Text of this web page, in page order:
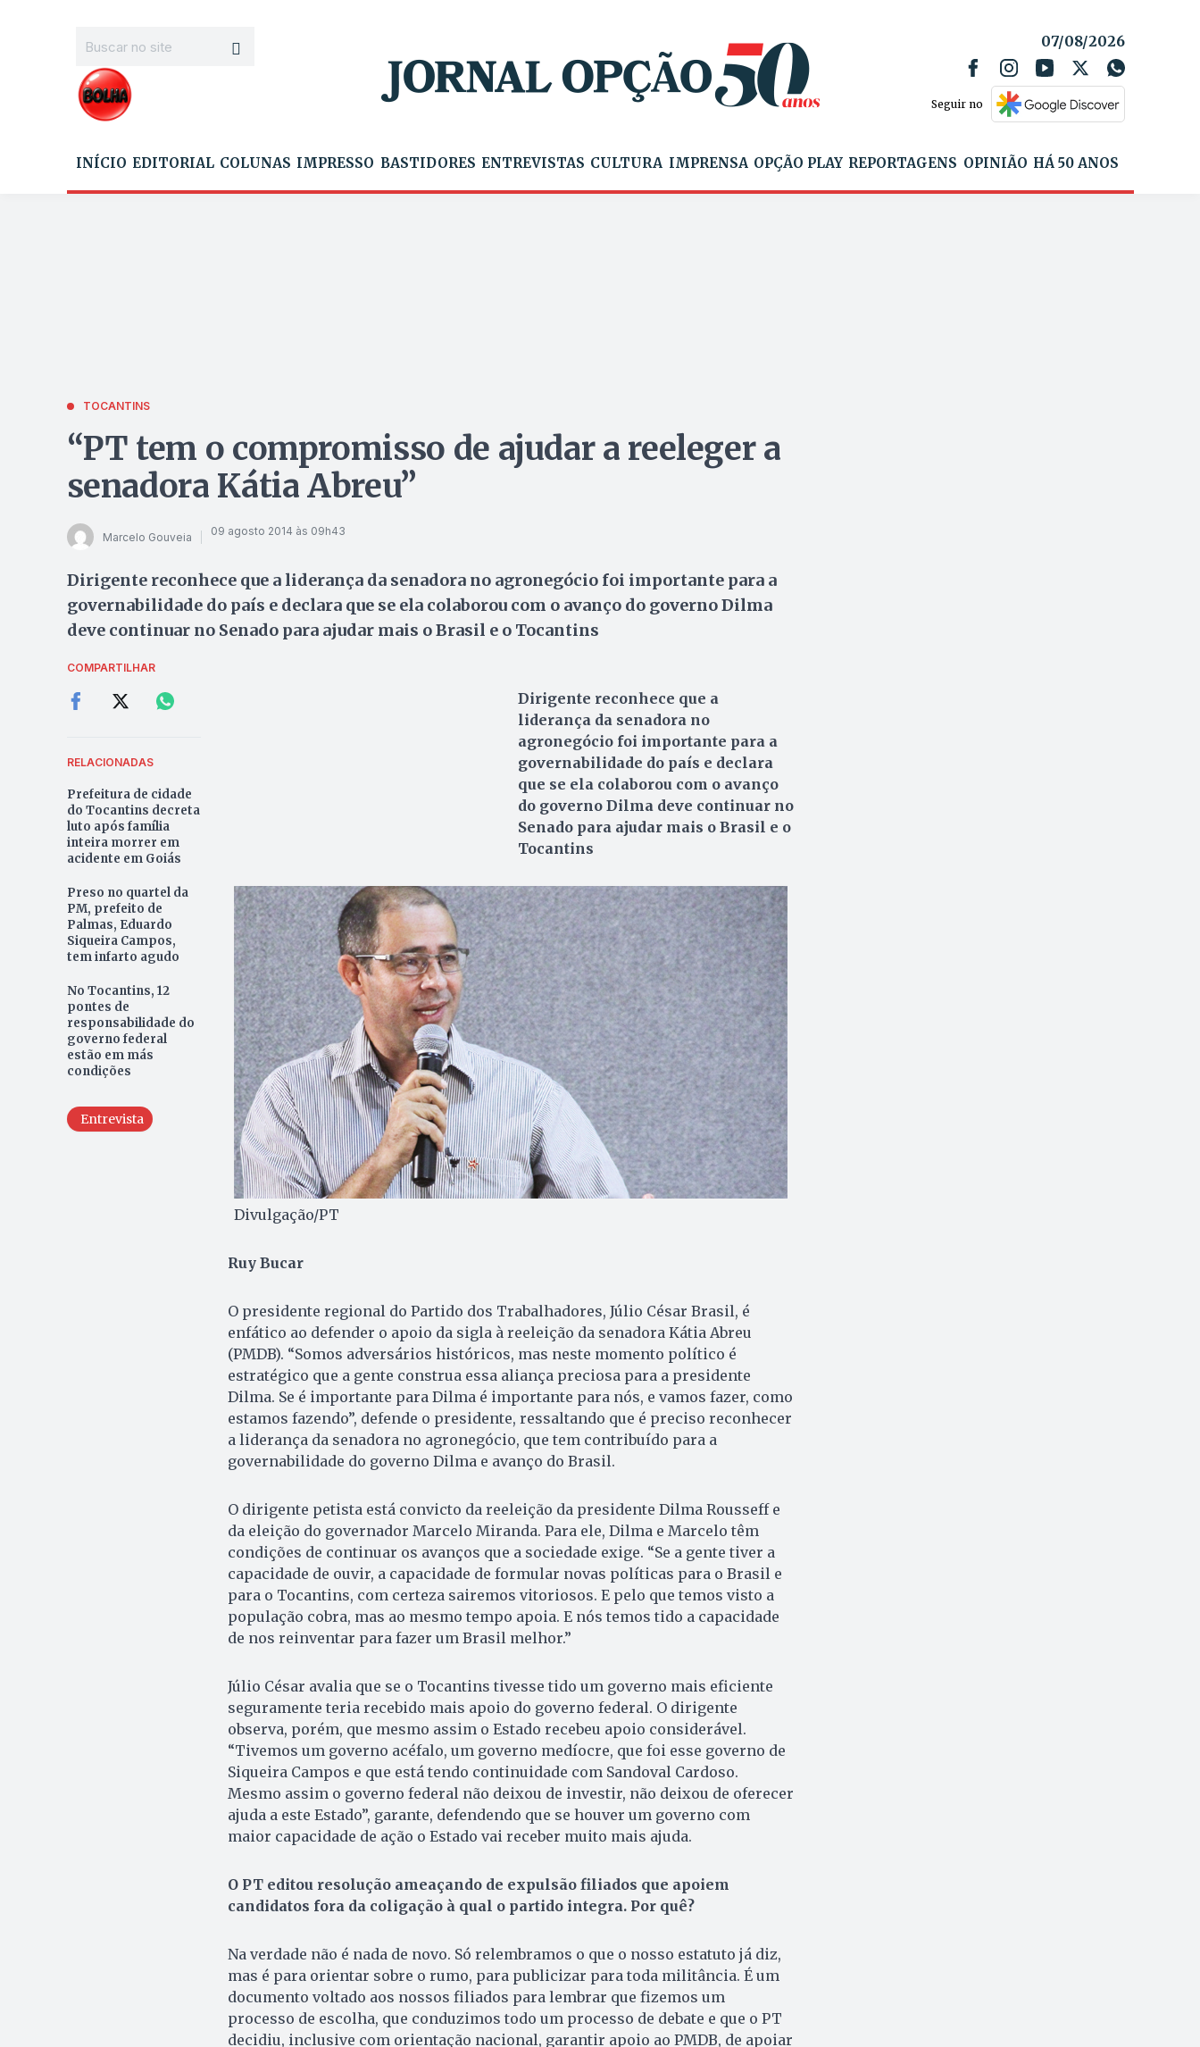
07/08/2026
Seguir no
INÍCIO EDITORIAL COLUNAS IMPRESSO BASTIDORES ENTREVISTAS CULTURA IMPRENSA OPÇÃO PLAY REPORTAGENS OPINIÃO HÁ 50 ANOS
TOCANTINS
“PT tem o compromisso de ajudar a reeleger a
senadora Kátia Abreu”
Marcelo Gouveia 09 agosto 2014 às 09h43
Dirigente reconhece que a liderança da senadora no agronegócio foi importante para a
governabilidade do país e declara que se ela colaborou com o avanço do governo Dilma
deve continuar no Senado para ajudar mais o Brasil e o Tocantins
COMPARTILHAR
RELACIONADAS
Prefeitura de cidade
do Tocantins decreta
luto após família
inteira morrer em
acidente em Goiás
Preso no quartel da
PM, prefeito de
Palmas, Eduardo
Siqueira Campos,
tem infarto agudo
No Tocantins, 12
pontes de
responsabilidade do
governo federal
estão em más
condições
Entrevista
Dirigente reconhece que a
liderança da senadora no
agronegócio foi importante para a
governabilidade do país e declara
que se ela colaborou com o avanço
do governo Dilma deve continuar no
Senado para ajudar mais o Brasil e o
Tocantins
Divulgação/PT
Ruy Bucar
O presidente regional do Partido dos Trabalhadores, Júlio César Brasil, é
enfático ao defender o apoio da sigla à reeleição da senadora Kátia Abreu
(PMDB). “Somos adversários históricos, mas neste momento político é
estratégico que a gente construa essa aliança preciosa para a presidente
Dilma. Se é importante para Dilma é importante para nós, e vamos fazer, como
estamos fazendo”, defende o presidente, ressaltando que é preciso reconhecer
a liderança da senadora no agronegócio, que tem contribuído para a
governabilidade do governo Dilma e avanço do Brasil.
O dirigente petista está convicto da reeleição da presidente Dilma Rousseff e
da eleição do governador Marcelo Miranda. Para ele, Dilma e Marcelo têm
condições de continuar os avanços que a sociedade exige. “Se a gente tiver a
capacidade de ouvir, a capacidade de formular novas políticas para o Brasil e
para o Tocantins, com certeza sairemos vitoriosos. E pelo que temos visto a
população cobra, mas ao mesmo tempo apoia. E nós temos tido a capacidade
de nos reinventar para fazer um Brasil melhor.”
Júlio César avalia que se o Tocantins tivesse tido um governo mais eficiente
seguramente teria recebido mais apoio do governo federal. O dirigente
observa, porém, que mesmo assim o Estado recebeu apoio considerável.
“Tivemos um governo acéfalo, um governo medíocre, que foi esse governo de
Siqueira Campos e que está tendo continuidade com Sandoval Cardoso.
Mesmo assim o governo federal não deixou de investir, não deixou de oferecer
ajuda a este Estado”, garante, defendendo que se houver um governo com
maior capacidade de ação o Estado vai receber muito mais ajuda.
O PT editou resolução ameaçando de expulsão filiados que apoiem
candidatos fora da coligação à qual o partido integra. Por quê?
Na verdade não é nada de novo. Só relembramos o que o nosso estatuto já diz,
mas é para orientar sobre o rumo, para publicizar para toda militância. É um
documento voltado aos nossos filiados para lembrar que fizemos um
processo de escolha, que conduzimos todo um processo de debate e que o PT
decidiu, inclusive com orientação nacional, garantir apoio ao PMDB, de apoiar